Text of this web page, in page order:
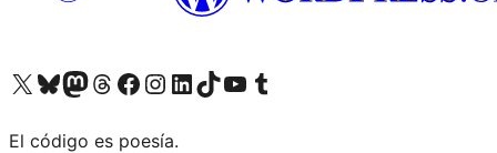
Visita nuestra cuenta de X (anteriormente Twitter)
Visita nuestra cuenta de Bluesky
Visita nuestra cuenta de Mastodon
Visita nuestra cuenta de Threads
Visita nuestra página de Facebook
Visita nuestra cuenta de Instagram
Visita nuestra cuenta de LinkedIn
Visita nuestra cuenta de TikTok
Visita nuestro canal de YouTube
Visita nuestra cuenta de Tumblr
El código es poesía.